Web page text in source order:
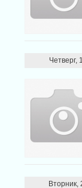
Четверг,
Вторник,